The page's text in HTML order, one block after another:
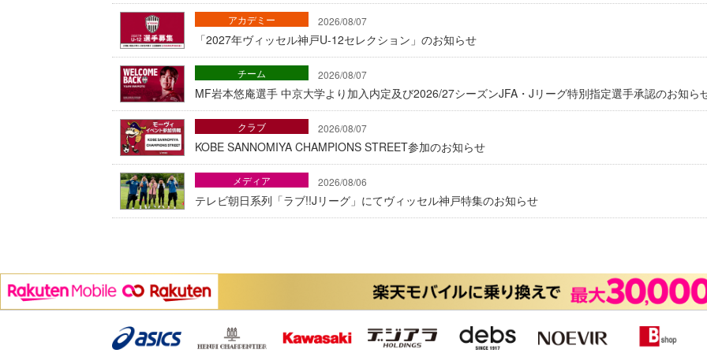
2026/08/07
「2027年ヴィッセル神戸U-12セレクション」のお知らせ
アカデミー
2026/08/07
MF岩本悠庵選手 中京大学より加入内定及び2026/27シーズンJFA・Jリーグ特別指定選手承認のお知ら
チーム
2026/08/07
KOBE SANNOMIYA CHAMPIONS STREET参加のお知らせ
クラブ
2026/08/06
テレビ朝日系列「ラブ!!Jリーグ」にてヴィッセル神戸特集のお知らせ
メディア